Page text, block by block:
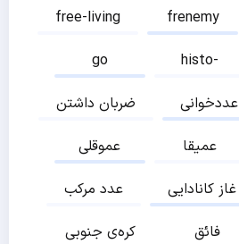
free-living
frenemy
go
histo-
ضربان داشتن
عددخوانی
عموقلی
عمیقا
عدد مرکب
غاز کانادایی
کره‌ی جنوبی
فائق